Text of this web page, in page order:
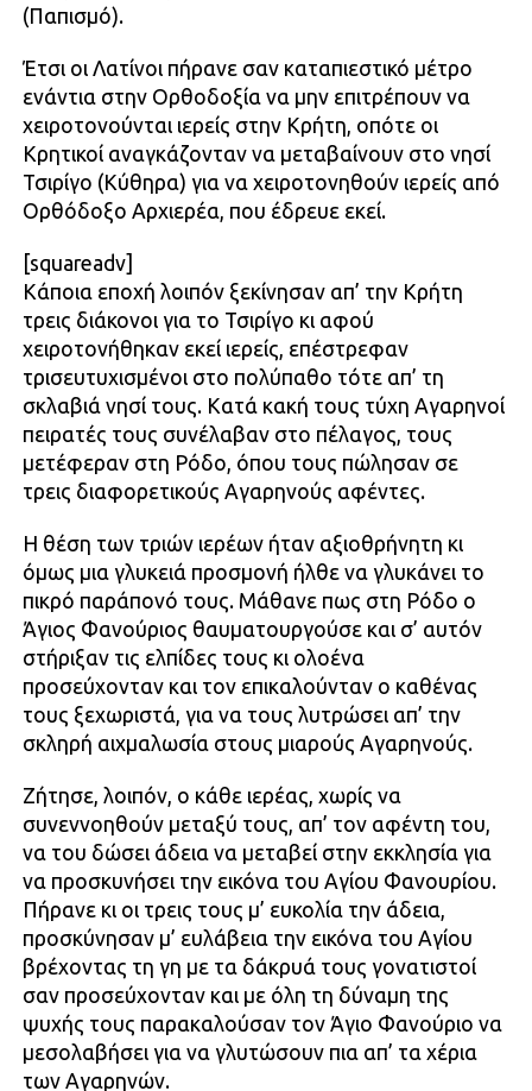
(Παπισμό).
Έτσι οι Λατίνοι πήρανε σαν καταπιεστι­κό μέτρο
ενάντια στην Ορθοδοξία να μην επιτρέπουν να
χειροτονούνται ιερείς στην Κρήτη, οπότε οι
Κρητικοί αναγκάζονταν να μεταβαίνουν στο νησί
Τσιρίγο (Κύθηρα) για να χειροτονηθούν ιερείς από
Ορθόδοξο Αρχιερέα, που έδρευε εκεί.
[squareadv]
Κάποια εποχή λοιπόν ξεκίνησαν απ’ την Κρήτη
τρεις διάκονοι για το Τσιρίγο κι αφού
χειροτονήθηκαν εκεί ιερείς, επέστρεφαν
τρισευτυχισμένοι στο πολύπαθο τότε απ’ τη
σκλαβιά νησί τους. Κατά κακή τους τύχη Αγαρηνοί
πειρατές τους συνέλαβαν στο πέ­λαγος, τους
μετέφεραν στη Ρόδο, όπου τους πώλησαν σε
τρεις διαφορετικούς Αγαρηνούς αφέντες.
Η θέση των τριών ιερέων ήταν αξιοθρή­νητη κι
όμως μια γλυκειά προσμονή ήλθε να γλυκάνει το
πικρό παράπονό τους. Μάθα­νε πως στη Ρόδο ο
Άγιος Φανούριος θαυματουργούσε και σ’ αυτόν
στήριξαν τις ελ­πίδες τους κι ολοένα
προσεύχονταν και τον επικαλούνταν ο καθένας
τους ξεχωριστά, για να τους λυτρώσει απ’ την
σκληρή αιχ­μαλωσία στους μιαρούς Αγαρηνούς.
Ζήτησε, λοιπόν, ο κάθε ιερέας, χωρίς να
συνεννοηθούν μεταξύ τους, απ’ τον αφέν­τη του,
να του δώσει άδεια να μεταβεί στην εκκλησία για
να προσκυνήσει την εικόνα του Αγίου Φανουρίου.
Πήρανε κι οι τρεις τους μ’ ευκολία την άδεια,
προσκύνησαν μ’ ευ­λάβεια την εικόνα του Αγίου
βρέχοντας τη γη με τα δάκρυά τους γονατιστοί
σαν προ­σεύχονταν και με όλη τη δύναμη της
ψυχής τους παρακαλούσαν τον Άγιο Φανούριο να
μεσολαβήσει για να γλυτώσουν πια απ’ τα χέρια
των Αγαρηνών.